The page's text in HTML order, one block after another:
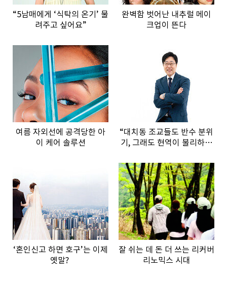
“5남매에게 ‘식탁의 온기’ 물
려주고 싶어요”
완벽함 벗어난 내추럴 메이
크업이 뜬다
여름 자외선에 공격당한 아
이 케어 솔루션
“대치동 조교들도 반수 분위
기, 그래도 현역이 불리하지
‘혼인신고 하면 호구’는 이제
옛말?
잘 쉬는 데 돈 더 쓰는 리커버
리노믹스 시대